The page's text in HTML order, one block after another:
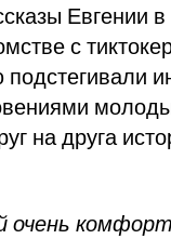
Евгении
с
на друга
очень